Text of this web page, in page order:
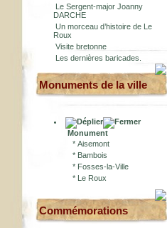
Le Sergent-major Joanny
DARCHE
Un morceau d’histoire de Le
Roux
Visite bretonne
Les dernières baricades.
Monuments de la ville
Monument
* Aisemont
* Bambois
* Fosses-la-Ville
* Le Roux
Commémorations